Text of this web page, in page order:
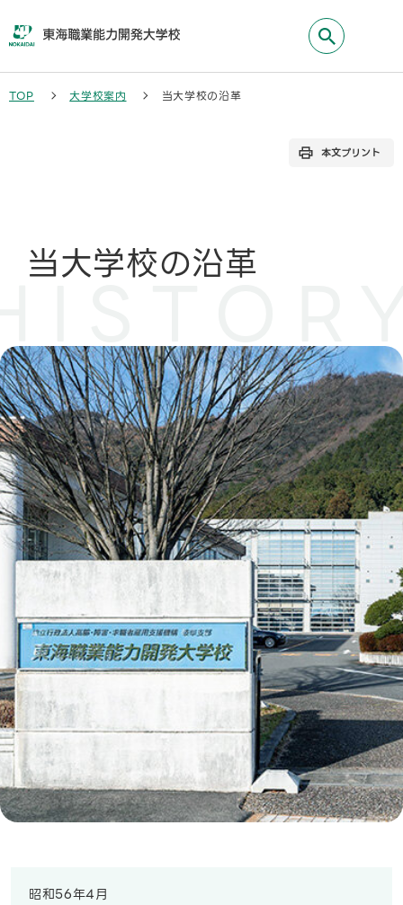
文
へ
移
動
す
TOP 大学校案内 当大学校の沿革
本文プリント
当大学校の沿革
昭和56年4月